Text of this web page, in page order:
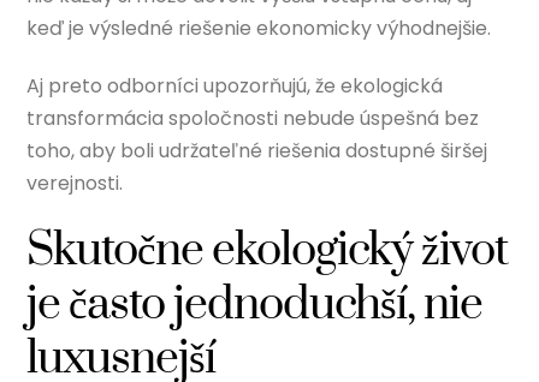
keď je výsledné riešenie ekonomicky výhodnejšie.
Aj preto odborníci upozorňujú, že ekologická
transformácia spoločnosti nebude úspešná bez
toho, aby boli udržateľné riešenia dostupné širšej
verejnosti.
Skutočne ekologický život
je často jednoduchší, nie
luxusnejší